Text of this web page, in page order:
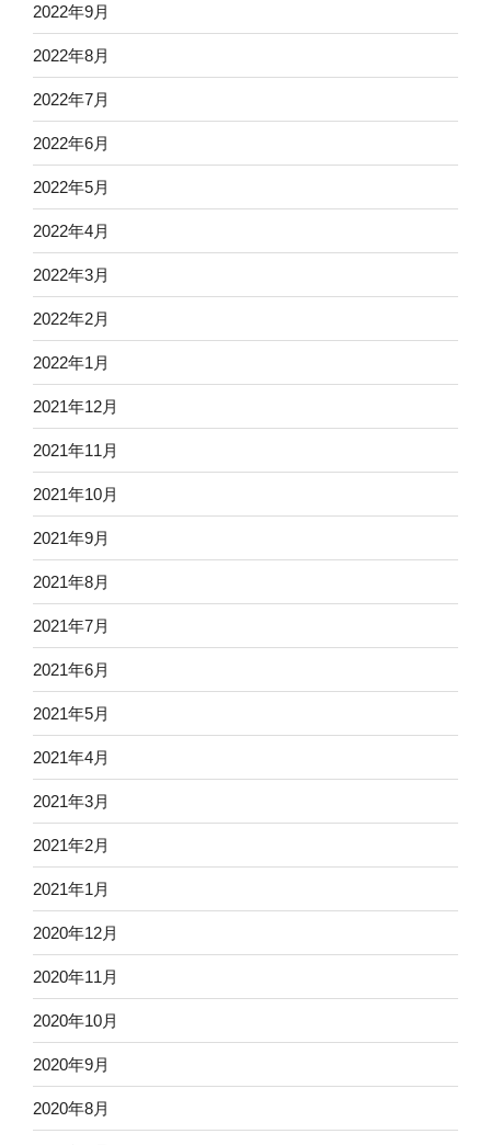
2022年9月
2022年8月
2022年7月
2022年6月
2022年5月
2022年4月
2022年3月
2022年2月
2022年1月
2021年12月
2021年11月
2021年10月
2021年9月
2021年8月
2021年7月
2021年6月
2021年5月
2021年4月
2021年3月
2021年2月
2021年1月
2020年12月
2020年11月
2020年10月
2020年9月
2020年8月